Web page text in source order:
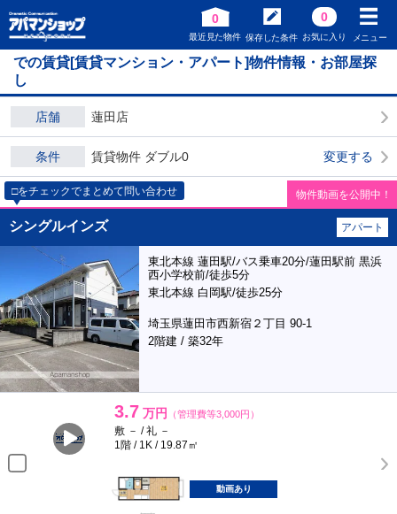
0
最近見た物件 保存した条件
0
お気に入り メニュー
での賃貸[賃貸マンション・アパート]物件情報・お部屋探
し
店舗 蓮田店
条件 賃貸物件 ダブル0 変更する
□をチェックでまとめて問い合わせ 物件動画を公開中！
シングルインズ アパート
東北本線 蓮田駅/バス乗車20分/蓮田駅前 黒浜
西小学校前/徒歩5分
東北本線 白岡駅/徒歩25分
埼玉県蓮田市西新宿２丁目 90-1
2階建 / 築32年
3.7 万円 （管理費等3,000円）
敷 － / 礼 －
1階 / 1K / 19.87㎡
動画あり